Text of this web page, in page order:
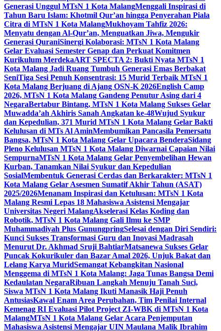
Generasi Unggul MTsN 1 Kota MalangMenggali Inspirasi di
Tahun Baru Islam: Khotmil Qur’an hingga Penyerahan Piala
Citra di MTsN 1 Kota MalangMukhoyam Tahfiz 2026:
Menyatu dengan Al-Qur’an, Menguatkan Jiwa, Mengukir
Generasi QuraniSinergi Kolaborasi: MTsN 1 Kota Malang
Gelar Evaluasi Semester Genap dan Perkuat Komitmen
Kurikulum MerdekaART SPECTA 2: Bukti Nyata MTsN 1
Kota Malang Jadi Ruang Tumbuh Generasi Emas Berbakat
SeniTiga Sesi Penuh Konsentrasi: 15 Murid Terbaik MTsN 1
Kota Malang Berjuang di Ajang OSN-K 2026English Camp
2026, MTsN 1 Kota Malang Gandeng Penutur Asing dari 4
NegaraBertabur Bintang, MTsN 1 Kota Malang Sukses Gelar
Muwadda’ah Akhiris Sanah Angkatan ke-48Wujud Syukur
dan Kepedulian, 371 Murid MTsN 1 Kota Malang Gelar Bakti
Kelulusan di MTs Al AminMembumikan Pancasila Pemersatu
Bangsa, MTsN 1 Kota Malang Gelar Upacara BenderaSidang
Pleno Kelulusan MTsN 1 Kota Malang Diwarnai Capaian Nilai
SempurnaMTsN 1 Kota Malang Gelar Penyembelihan Hewan
Kurban, Tanamkan Nilai Syukur dan Kepedulian
SosialMembentuk Generasi Cerdas dan Berkarakter: MTsN 1
Kota Malang Gelar Asesmen Sumatif Akhir Tahun (ASAT)
2025/2026Menanam Inspirasi dan Ketulusan: MTsN 1 Kota
Malang Resmi Lepas 18 Mahasiswa Asistensi Mengajar
Universitas Negeri MalangAkselerasi Kelas Koding dan
Robotik, MTsN 1 Kota Malang Gali Ilmu ke SMP
Muhammadiyah Plus GunungpringSelesai dengan Diri Sendiri:
Kunci Sukses Transformasi Guru dan Inovasi Madrasah
Menurut Dr. Akhmad Sruji BahtiarMatsanewa Sukses Gelar
Puncak Kokurikuler dan Bazar Amal 2026, Unjuk Bakat dan
Lelang Karya MuridSemangat Kebangkitan Nasional
Menggema di MTsN 1 Kota Malang: Jaga Tunas Bangsa Demi
Kedaulatan NegaraRibuan Langkah Menuju Tanah Suci,
Siswa MTsN 1 Kota Malang Ikuti Manasik Haji Penuh
AntusiasKawal Enam Area Perubahan, Tim Penilai Internal
Kemenag RI Evaluasi Pilot Project ZI-WBK di MTsN 1 Kota
MalangMTsN 1 Kota Malang Gelar Acara Penjemputan
Mahasiswa Asistensi Mengajar UIN Maulana Malik Ibrahim